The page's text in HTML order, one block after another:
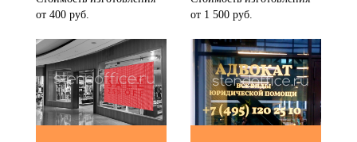
от 400 руб.
от 1 500 руб.